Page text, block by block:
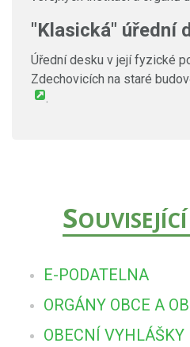
"Klasická" úřední
Úřední desku v její fyzické
Zdechovicích na staré
.
S
E-PODATELNA
ORGÁNY OBCE A
OBECNÍ VYHLÁŠKY